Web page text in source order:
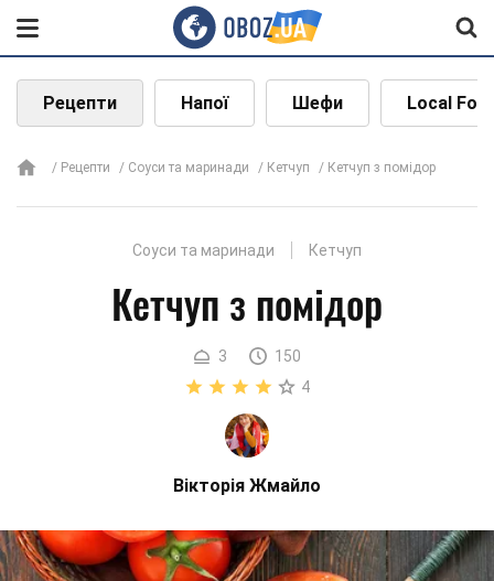
Рецепти Напої Шефи Local
Рецепти Соуси та маринади Кетчуп Кетчуп з помідор
Соуси та маринади Кетчуп
Кетчуп з помідор
3
150
4
Вікторія Жмайло